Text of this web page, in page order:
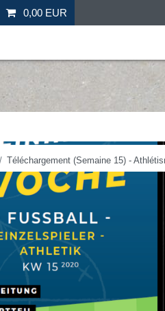
0,00 EUR
Fitness
Téléchargement (Semaine 15) -